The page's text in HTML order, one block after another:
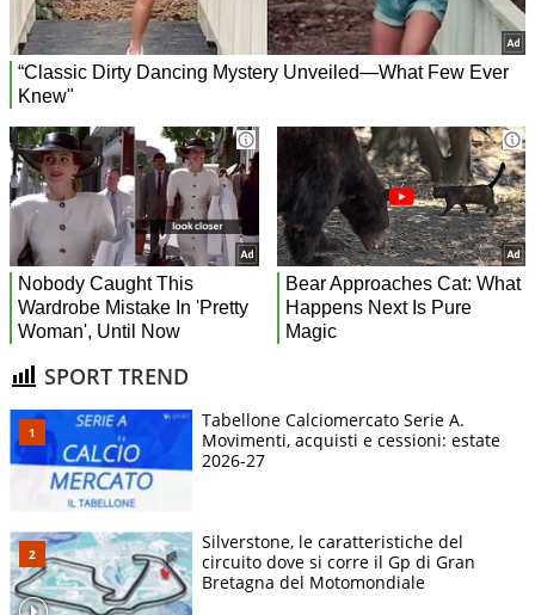
SPORT TREND
Tabellone Calciomercato Serie A.
Movimenti, acquisti e cessioni: estate
2026-27
Silverstone, le caratteristiche del
circuito dove si corre il Gp di Gran
Bretagna del Motomondiale